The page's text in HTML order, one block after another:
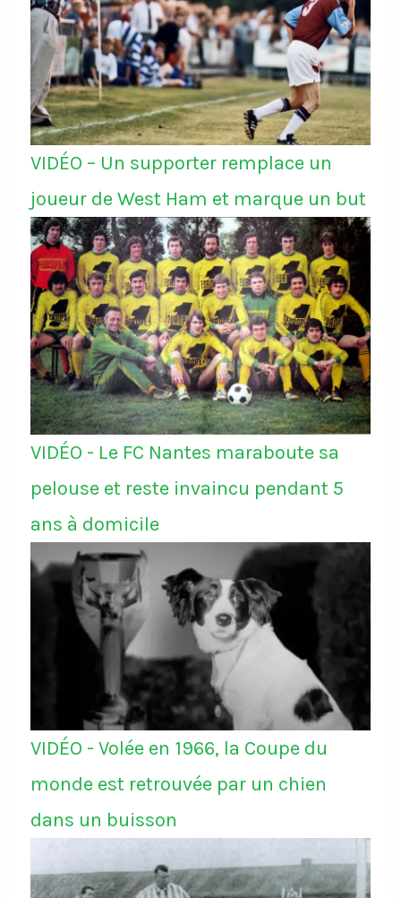
VIDÉO – Un supporter remplace un
joueur de West Ham et marque un but
VIDÉO - Le FC Nantes maraboute sa
pelouse et reste invaincu pendant 5
ans à domicile
VIDÉO - Volée en 1966, la Coupe du
monde est retrouvée par un chien
dans un buisson